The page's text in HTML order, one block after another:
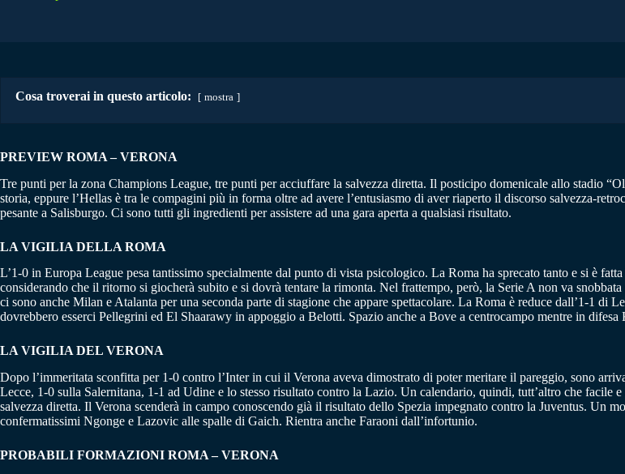
Cosa troverai in questo articolo: mostra
PREVIEW ROMA – VERONA
Tre punti per la zona Champions League, tre punti per acciuffare la salvezza diretta. Il posticipo domenicale allo stadio
storia, eppure l’Hellas è tra le compagini più in forma oltre ad avere l’entusiasmo di aver riaperto il discorso salvezza-
pesante a Salisburgo. Ci sono tutti gli ingredienti per assistere ad una gara aperta a qualsiasi risultato.
LA VIGILIA DELLA ROMA
L’1-0 in Europa League pesa tantissimo specialmente dal punto di vista psicologico. La Roma ha sprecato tanto e si è
considerando che il ritorno si giocherà subito e si dovrà tentare la rimonta. Nel frattempo, però, la Serie A non va
ci sono anche Milan e Atalanta per una seconda parte di stagione che appare spettacolare. La Roma è reduce dall’1-1
dovrebbero esserci Pellegrini ed El Shaarawy in appoggio a Belotti. Spazio anche a Bove a centrocampo mentre in
LA VIGILIA DEL VERONA
Dopo l’immeritata sconfitta per 1-0 contro l’Inter in cui il Verona aveva dimostrato di poter meritare il pareggio, sono
Lecce, 1-0 sulla Salernitana, 1-1 ad Udine e lo stesso risultato contro la Lazio. Un calendario, quindi, tutt’altro che facile
salvezza diretta. Il Verona scenderà in campo conoscendo già il risultato dello Spezia impegnato contro la Juventus.
confermatissimi Ngonge e Lazovic alle spalle di Gaich. Rientra anche Faraoni dall’infortunio.
PROBABILI FORMAZIONI ROMA – VERONA